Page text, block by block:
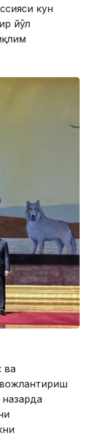
кун
йўл
ва